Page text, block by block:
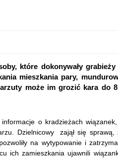
które dokonywały
mieszkania pary,
może im grozić kara do
o kradzieżach
Dzielnicowy zajął się sprawą,
na wytypowanie i
ich zamieszkania ujawnili